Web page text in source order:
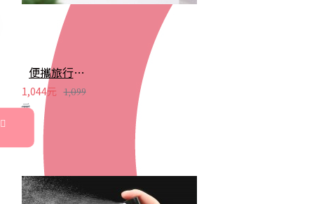
便攜旅行茶具組 茶杯 茶壺 陶瓷杯 泡茶組 茶具套裝 伴手禮 禮盒 禮品
1,044元
1,099
元